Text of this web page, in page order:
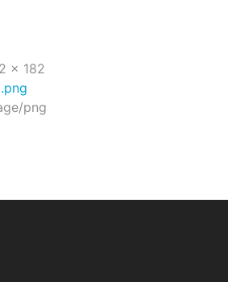
× 182
png